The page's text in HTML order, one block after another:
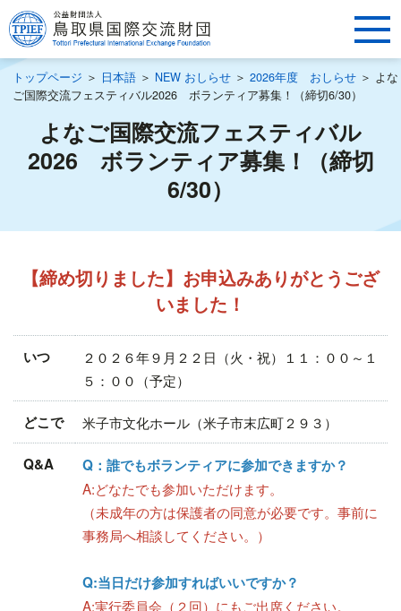
トップページ ＞ 日本語＞ NEW おしらせ＞ 2026年度 おしらせ＞ よな
ご国際交流フェスティバル2026 ボランティア募集！（締切6/30）
よなご国際交流フェスティバル
2026 ボランティア募集！（締切
6/30）
【締め切りました】お申込みありがとうござ
いました！
いつ
２０２６年９月２２日（火・祝）１１：００～１
５：００（予定）
どこで 米子市文化ホール（米子市末広町２９３）
Q&A
Q：誰でもボランティアに参加できますか？
A:どなたでも参加いただけます。
（未成年の方は保護者の同意が必要です。事前に
事務局へ相談してください。）
Q:当日だけ参加すればいいですか？
A:実行委員会（２回）にもご出席ください。